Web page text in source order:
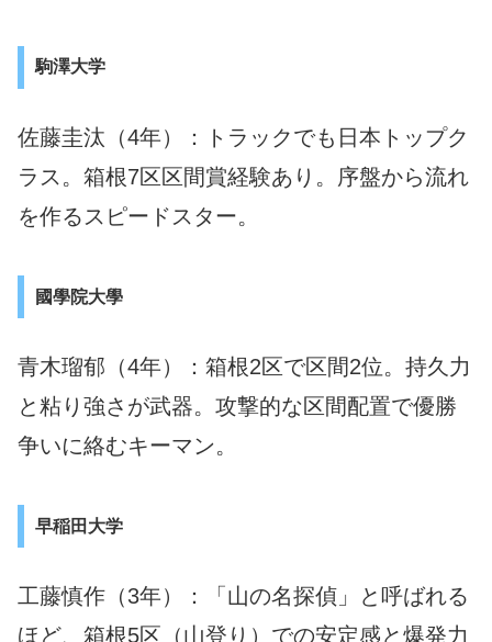
駒澤大学
佐藤圭汰（4年）：トラックでも日本トップク
ラス。箱根7区区間賞経験あり。序盤から流れ
を作るスピードスター。
國學院大學
青木瑠郁（4年）：箱根2区で区間2位。持久力
と粘り強さが武器。攻撃的な区間配置で優勝
争いに絡むキーマン。
早稲田大学
工藤慎作（3年）：「山の名探偵」と呼ばれる
ほど、箱根5区（山登り）での安定感と爆発力